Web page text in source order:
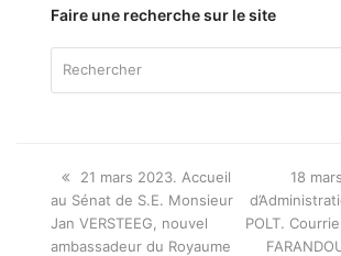
Faire une recherche sur le site
Onglet
précédent:
21 mars 2023. Accueil
au Sénat de S.E. Monsieur
Jan VERSTEEG, nouvel
ambassadeur du Royaume
next
post:
18
POLT.